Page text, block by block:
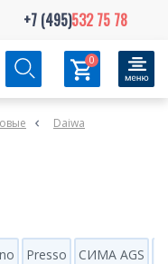
+7 (495)532 75 78
0
Daiwa
Presso СИМА AGS